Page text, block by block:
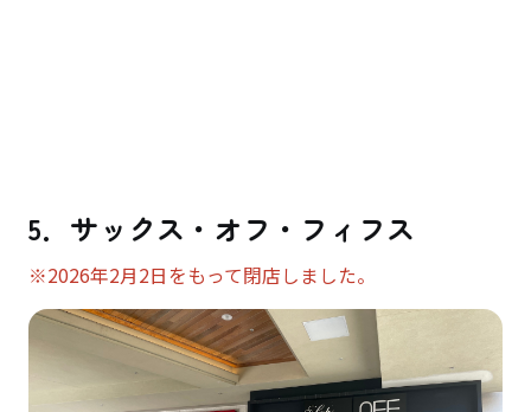
5．サックス・オフ・フィフス
※2026年2月2日をもって閉店しました。